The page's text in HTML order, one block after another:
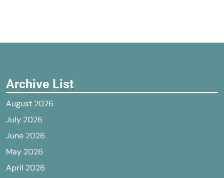
Archive List
August 2026
July 2026
June 2026
May 2026
April 2026